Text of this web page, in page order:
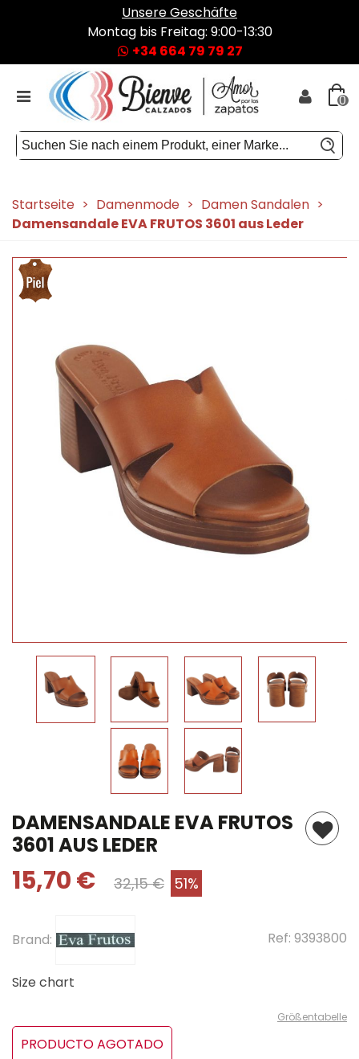
Unsere Geschäfte
Montag bis Freitag: 9:00-13:30
+34 664 79 79 27
0
Startseite > Damenmode > Damen Sandalen >
Damensandale EVA FRUTOS 3601 aus Leder
DAMENSANDALE EVA FRUTOS
3601 AUS LEDER
15,70 € 32,15 € 51%
Brand: Ref: 9393800
Size chart
Größentabelle
PRODUCTO AGOTADO